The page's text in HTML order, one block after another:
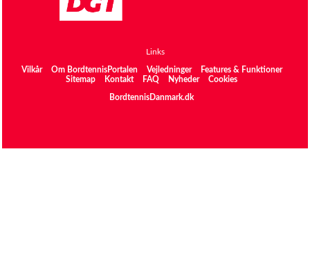
Links
Vilkår Om BordtennisPortalen Vejledninger
Features & Funktioner
Sitemap
Kontakt FAQ Nyheder Cookies
BordtennisDanmark.dk